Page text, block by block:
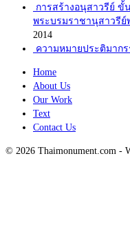
การสร้างอนุสาวรีย์
พระบรมราชานุสาวรีย์
2014
ความหมายประติมาก
Home
About Us
Our Work
Text
Contact Us
© 2026 Thaimonument.com -